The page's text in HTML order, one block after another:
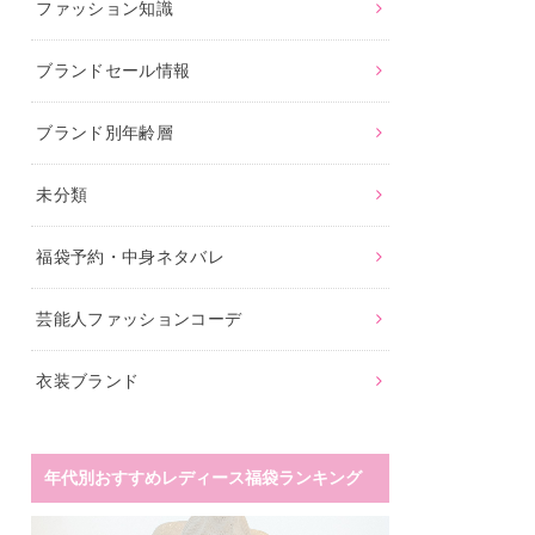
ファッション知識
ブランドセール情報
ブランド別年齢層
未分類
福袋予約・中身ネタバレ
芸能人ファッションコーデ
衣装ブランド
年代別おすすめレディース福袋ランキング